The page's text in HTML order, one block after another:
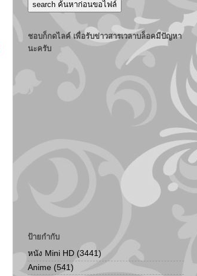
ชอบก็กดไลค์ เพื่อรับข่าวสารเวลาบล็อคมีปัญหา
นะครับ
ป้ายกำกับ
หนัง Mini HD (3441)
Anime (541)